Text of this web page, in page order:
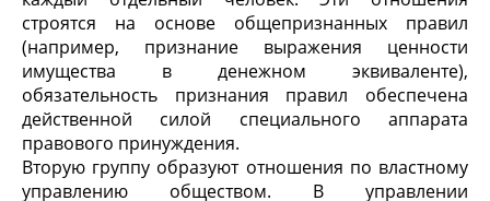
строятся на основе общепризнанных правил
(например, признание выражения ценности
имущества в денежном эквиваленте),
обязательность признания правил обеспечена
действенной силой специального аппарата
правового принуждения.
Вторую группу образуют отношения по властному
управлению обществом. В управлении